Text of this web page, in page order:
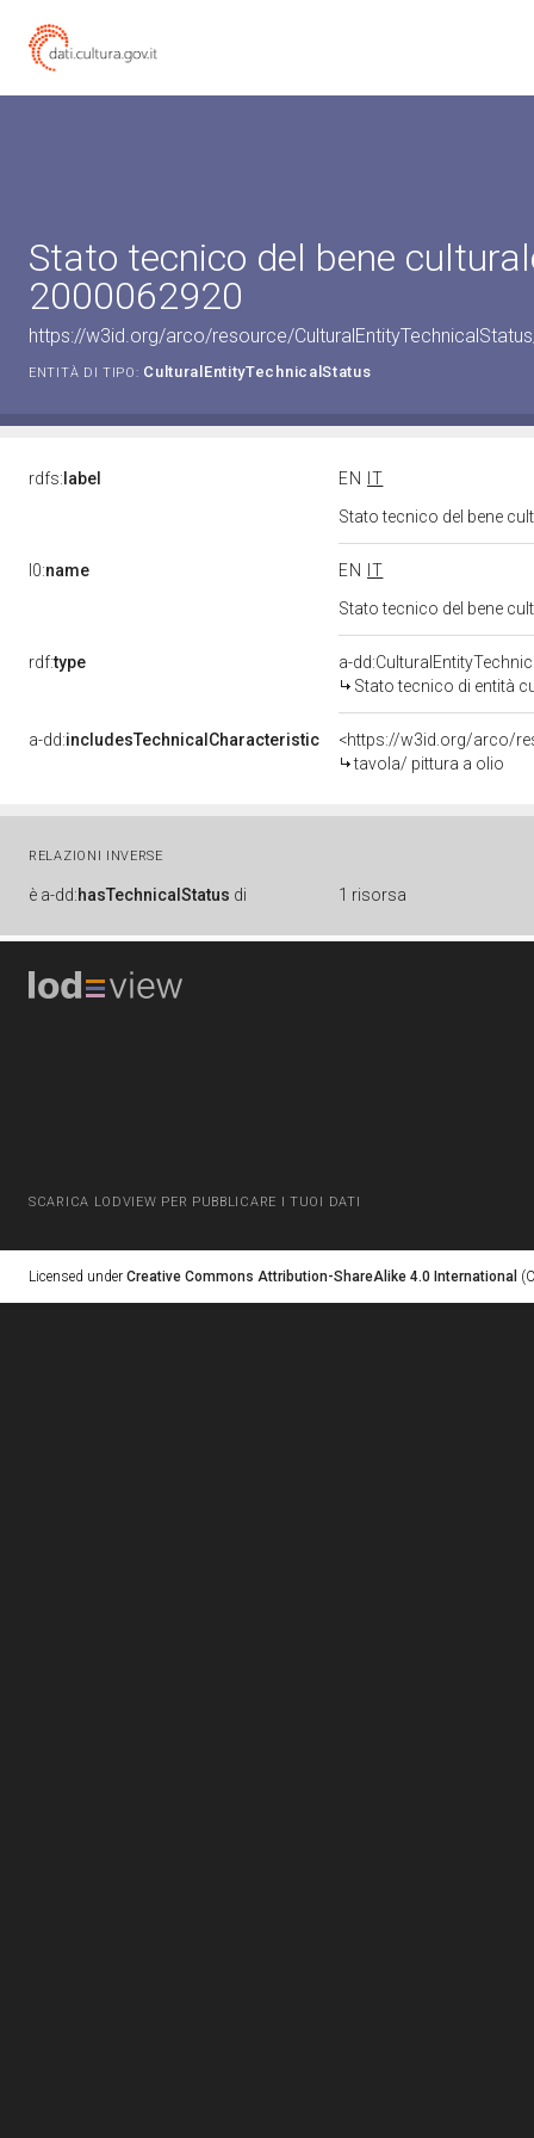
Stato tecnico del bene
2000062920
https://w3id.org/arco/resource/
ENTITÀ DI TIPO: CulturalEntityTechnicalStatus
rdfs: label EN
IT
Stato tecnico del bene
l0:name EN
IT
Stato tecnico del bene
rdf:type
a-
Stato tecnico di entità
a-dd:includesTechnicalCharacteristic
<https://w3id.org/arco/
tavola/ pittura a olio
RELAZIONI INVERSE
è a-dd:hasTechnicalStatus di 1 risorsa
SCARICA LODVIEW PER PUBBLICARE I TUOI DATI
Licensed under Creative Commons Attribution-ShareAlike 4.0 International